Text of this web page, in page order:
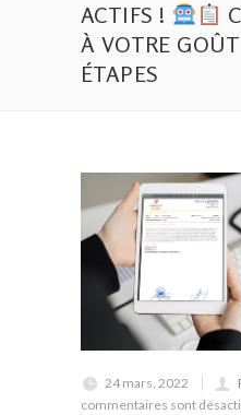
ACTIFS !
À VOTRE
ÉTAPES
24 mars, 2022
commentaires sont